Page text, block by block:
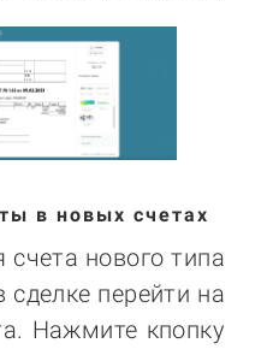
в новых счетах
нового типа
сделке перейти на
Нажмите кпопку